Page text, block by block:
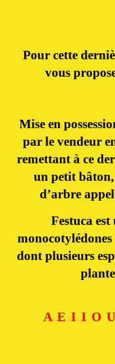
Pour cette
vous
Mise en
par le vendeur
remettant à ce
un petit
d’arbre
Festuca
monocotylédones
dont plusieurs
A E I I O